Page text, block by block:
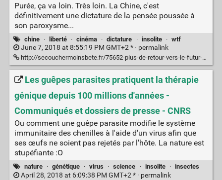
Purée, ça va loin. Très loin. La Chine, c'est
définitivement une dictature de la pensée poussée à
son paroxysme...
chine · liberté · cinéma · dictature · insolite · wtf
June 7, 2018 at 8:55:19 PM GMT+2 * · permalink
http://secouchermoinsbete.fr/75652-plus-de-retour-vers-le-futur-en-chine
Les guêpes parasites pratiquent la thérapie
génique depuis 100 millions d'années -
Communiqués et dossiers de presse - CNRS
Ou comment une guêpe parasite modifie le système
immunitaire des chenilles à l'aide d'un virus afin que
ses œufs ne soient pas rejetés par l'hôte. La nature est
stupéfiante :O
nature · génétique · virus · science · insolite · insectes
April 28, 2018 at 6:09:38 PM GMT+2 * · permalink